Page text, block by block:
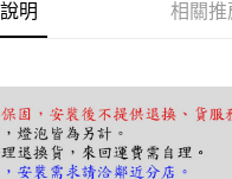
收到商品之後才付款」的支付方式
結帳流程】
AFTEE先享後付」後，將跳轉至「
含以上)免運費
明 相關推